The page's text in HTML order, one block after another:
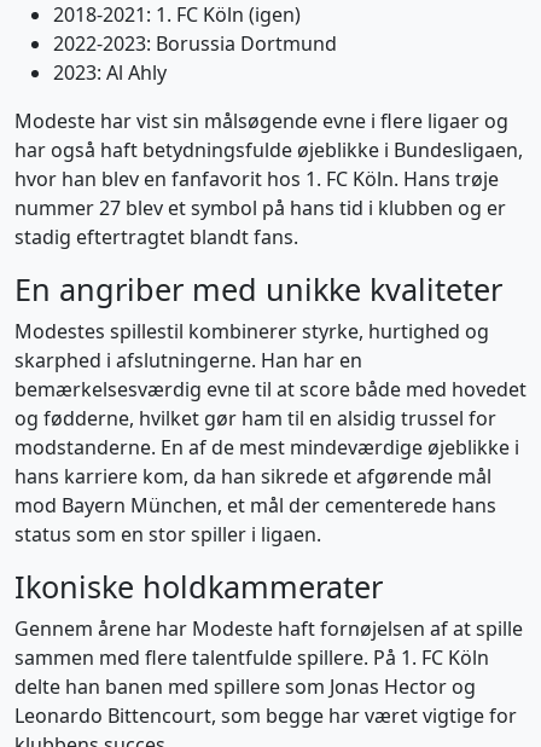
2018-2021: 1. FC Köln (igen)
2022-2023: Borussia Dortmund
2023: Al Ahly
Modeste har vist sin målsøgende evne i flere ligaer og
har også haft betydningsfulde øjeblikke i Bundesligaen,
hvor han blev en fanfavorit hos 1. FC Köln. Hans trøje
nummer 27 blev et symbol på hans tid i klubben og er
stadig eftertragtet blandt fans.
En angriber med unikke kvaliteter
Modestes spillestil kombinerer styrke, hurtighed og
skarphed i afslutningerne. Han har en
bemærkelsesværdig evne til at score både med hovedet
og fødderne, hvilket gør ham til en alsidig trussel for
modstanderne. En af de mest mindeværdige øjeblikke i
hans karriere kom, da han sikrede et afgørende mål
mod Bayern München, et mål der cementerede hans
status som en stor spiller i ligaen.
Ikoniske holdkammerater
Gennem årene har Modeste haft fornøjelsen af at spille
sammen med flere talentfulde spillere. På 1. FC Köln
delte han banen med spillere som Jonas Hector og
Leonardo Bittencourt, som begge har været vigtige for